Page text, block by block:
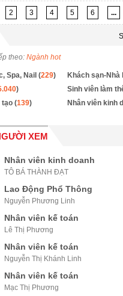
2 3 4 5 6 ...
theo: Ngành hot
Spa, Nail (229)
Khách sạn-Nhà
)
Sinh viên làm
(139) Nhân viên kinh
XEM
Nhân viên kinh doanh
TÔ BÁ THÀNH ĐẠT
Lao Động Phổ Thông
Nguyễn Phương Linh
Nhân viên kế toán
Lê Thị Phương
Nhân viên kế toán
Nguyễn Thị Khánh Linh
Nhân viên kế toán
Mạc Thị Phương